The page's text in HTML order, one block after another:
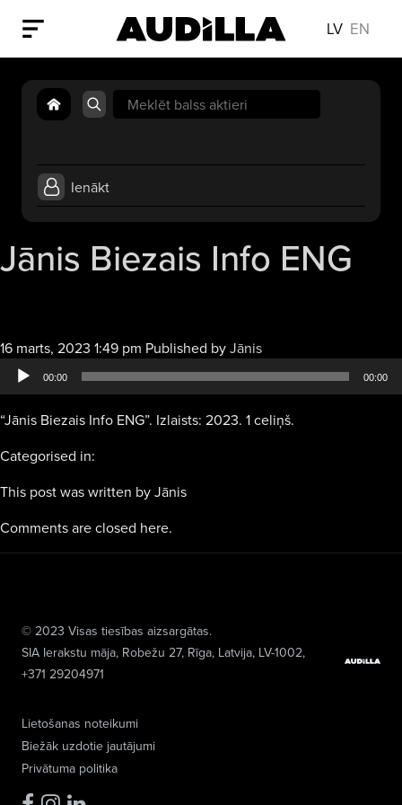
LV EN
Search
for:
Ienākt
Jānis Biezais Info ENG
16 marts, 2023 1:49 pm Published byJānisAudio
atskaņotājs
00:00 00:00
“Jānis Biezais Info ENG”. Izlaists: 2023. 1 celiņš.
Categorised in:
This post was written by Jānis
Comments are closed here.
Lietošanas noteikumi
Biežāk uzdotie jautājumi
Privātuma politika
© 2023 Visas tiesības aizsargātas.
SIA Ierakstu māja, Robežu 27, Rīga, Latvija, LV-1002,
+371 29204971